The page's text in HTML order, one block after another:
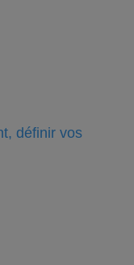
définir vos